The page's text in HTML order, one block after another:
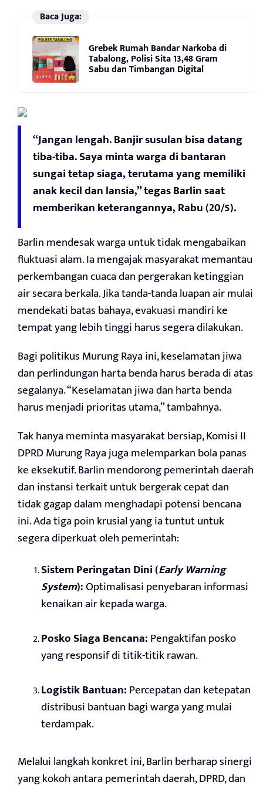
Baca Juga:
Grebek Rumah Bandar Narkoba di
Tabalong, Polisi Sita 13,48 Gram
Sabu dan Timbangan Digital
“Jangan lengah. Banjir susulan bisa datang
tiba-tiba. Saya minta warga di bantaran
sungai tetap siaga, terutama yang memiliki
anak kecil dan lansia,” tegas Barlin saat
memberikan keterangannya, Rabu (20/5).
Barlin mendesak warga untuk tidak mengabaikan
fluktuasi alam. Ia mengajak masyarakat memantau
perkembangan cuaca dan pergerakan ketinggian
air secara berkala. Jika tanda-tanda luapan air mulai
mendekati batas bahaya, evakuasi mandiri ke
tempat yang lebih tinggi harus segera dilakukan.
Bagi politikus Murung Raya ini, keselamatan jiwa
dan perlindungan harta benda harus berada di atas
segalanya. “Keselamatan jiwa dan harta benda
harus menjadi prioritas utama,” tambahnya.
Tak hanya meminta masyarakat bersiap, Komisi II
DPRD Murung Raya juga melemparkan bola panas
ke eksekutif. Barlin mendorong pemerintah daerah
dan instansi terkait untuk bergerak cepat dan
tidak gagap dalam menghadapi potensi bencana
ini. Ada tiga poin krusial yang ia tuntut untuk
segera diperkuat oleh pemerintah:
Sistem Peringatan Dini (Early Warning
System):Optimalisasi penyebaran informasi
kenaikan air kepada warga.
Posko Siaga Bencana:Pengaktifan posko
yang responsif di titik-titik rawan.
Logistik Bantuan:Percepatan dan ketepatan
distribusi bantuan bagi warga yang mulai
terdampak.
Melalui langkah konkret ini, Barlin berharap sinergi
yang kokoh antara pemerintah daerah, DPRD, dan